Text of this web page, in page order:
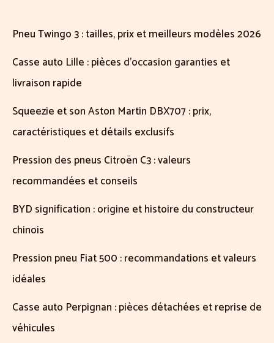
Pneu Twingo 3 : tailles, prix et meilleurs modèles 2026
Casse auto Lille : pièces d’occasion garanties et
livraison rapide
Squeezie et son Aston Martin DBX707 : prix,
caractéristiques et détails exclusifs
Pression des pneus Citroën C3 : valeurs
recommandées et conseils
BYD signification : origine et histoire du constructeur
chinois
Pression pneu Fiat 500 : recommandations et valeurs
idéales
Casse auto Perpignan : pièces détachées et reprise de
véhicules